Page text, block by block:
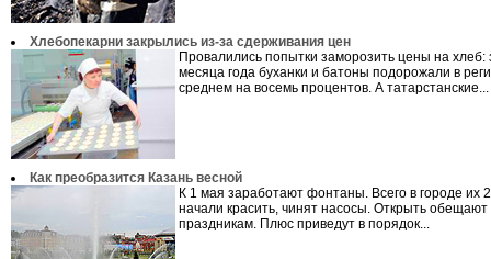
Хлебопекарни закрылись из-за сдерживания цен
Провалились попытки заморозить цены на хлеб:
месяца года буханки и батоны подорожали в
среднем на восемь процентов. А татарстанские...
Как преобразится Казань весной
К 1 мая заработают фонтаны. Всего в городе их
начали красить, чинят насосы. Открыть обещают
праздникам. Плюс приведут в порядок...